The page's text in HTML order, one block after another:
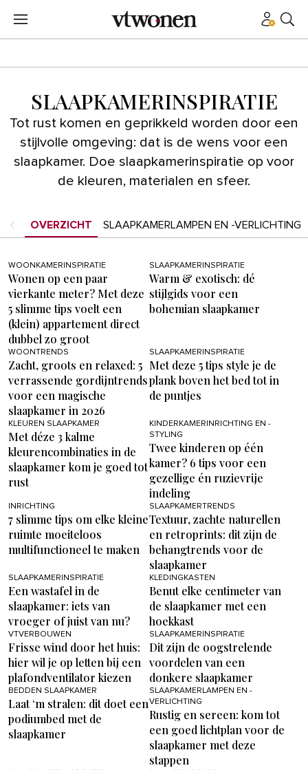
SLAAPKAMERINSPIRATIE
Tot rust komen en geprikkeld worden door een
stijlvolle omgeving: dat is de wens voor een
slaapkamer. Doe slaapkamerinspiratie op voor
de kleuren, materialen en sfeer.
OVERZICHT SLAAPKAMERLAMPEN EN -VERLICHTING
WOONKAMERINSPIRATIE
Wonen op een paar
vierkante meter? Met deze
5 slimme tips voelt een
(klein) appartement direct
dubbel zo groot
SLAAPKAMERINSPIRATIE
Warm & exotisch: dé
stijlgids voor een
bohemian slaapkamer
WOONTRENDS
Zacht, groots en relaxed: 5
verrassende gordijntrends
voor een magische
slaapkamer in 2026
SLAAPKAMERINSPIRATIE
Met deze 5 tips style je de
plank boven het bed tot in
de puntjes
KLEUREN SLAAPKAMER
Met déze 3 kalme
kleurencombinaties in de
slaapkamer kom je goed tot
rust
KINDERKAMERINRICHTING EN -
STYLING
Twee kinderen op één
kamer? 6 tips voor een
gezellige én ruzievrije
indeling
INRICHTING
7 slimme tips om elke kleine
ruimte moeiteloos
multifunctioneel te maken
SLAAPKAMERTRENDS
Textuur, zachte naturellen
en retroprints: dit zijn de
behangtrends voor de
slaapkamer
SLAAPKAMERINSPIRATIE
Een wastafel in de
slaapkamer: iets van
vroeger of juist van nu?
KLEDINGKASTEN
Benut elke centimeter van
de slaapkamer met een
hoekkast
VTVERBOUWEN
Frisse wind door het huis:
hier wil je op letten bij een
plafondventilator kiezen
SLAAPKAMERINSPIRATIE
Dit zijn de oogstrelende
voordelen van een
donkere slaapkamer
BEDDEN SLAAPKAMER
Laat ‘m stralen: dit doet een
podiumbed met de
slaapkamer
SLAAPKAMERLAMPEN EN -
VERLICHTING
Rustig en sereen: kom tot
een goed lichtplan voor de
slaapkamer met deze
stappen